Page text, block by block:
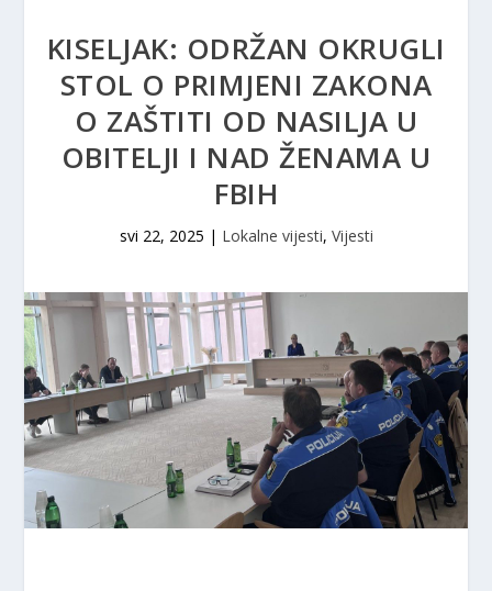
KISELJAK: ODRŽAN OKRUGLI
STOL O PRIMJENI ZAKONA
O ZAŠTITI OD NASILJA U
OBITELJI I NAD ŽENAMA U
FBIH
svi 22, 2025 | Lokalne vijesti, Vijesti